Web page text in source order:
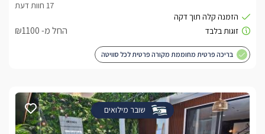
החל מ- ₪1100
בריכה פרטית מחוממת מקורה פרטית לכל סוויטה
שובר מילואים